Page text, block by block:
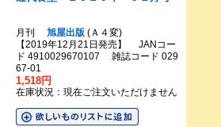
月刊 旭屋出版 (Ａ４変)
【2019年12月21日発売】 JANコー
ド 4910029670107 雑誌コード 029
67-01
1,518円
在庫状況：現在ご注文いただけません